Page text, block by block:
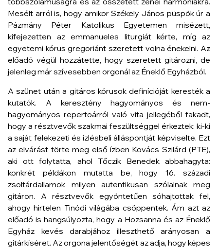
Mesélt arról is, hogy amikor Székely János püspök úr a
Pázmány Péter Katolikus Egyetemen misézett,
kifejezetten az emmanueles liturgiát kérte, míg az
egyetemi kórus gregoriánt szeretett volna énekelni. Az
előadó végül hozzátette, hogy szeretett gitározni, de
jelenleg már szívesebben orgonál az Éneklő Egyházból.
A szünet után a gitáros kórusok definícióját keresték a
kutatók. A keresztény hagyományos és nem-
hagyományos repertoárról való vita jellegéből fakadt,
hogy a résztvevők szakmai feszültséggel érkeztek: ki-ki
a saját felekezeti és ízlésbeli álláspontját képviselte. Ezt
az elvárást törte meg első ízben Kovács Szilárd (PTE),
aki ott folytatta, ahol Tőczik Benedek abbahagyta:
konkrét példákon mutatta be, hogy 16. századi
zsoltárdallamok milyen autentikusan szólalnak meg
gitáron. A résztvevők egyöntetűen sóhajtottak fel,
ahogy hirtelen Tinódi világába csöppentek. Ám azt az
előadó is hangsúlyozta, hogy a Hozsanna és az Éneklő
Egyház kevés darabjához illeszthető arányosan a
gitárkíséret. Az orgona jelentőségét az adja, hogy képes